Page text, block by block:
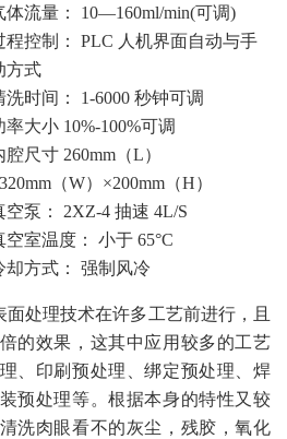
体流量：
10—160ml/min(可调)
程控制：
PLC 人机界面自动与手
方式
洗时间：
1-6000 秒钟可调
率大小 10%-100%可调
腔尺寸 260mm（L）
（W）×200mm（H）
空泵：
2XZ-4 抽速 4L/S
空室温度：
小于 65°C
却方式：
强制风冷
面处理技术在许多工艺前进行，且
的效果，这其中应用较多的工艺
、印刷预处理、绑定预处理、焊
预处理等。根据本身的特性又较
洗肉眼看不的灰尘，残胶，氧化